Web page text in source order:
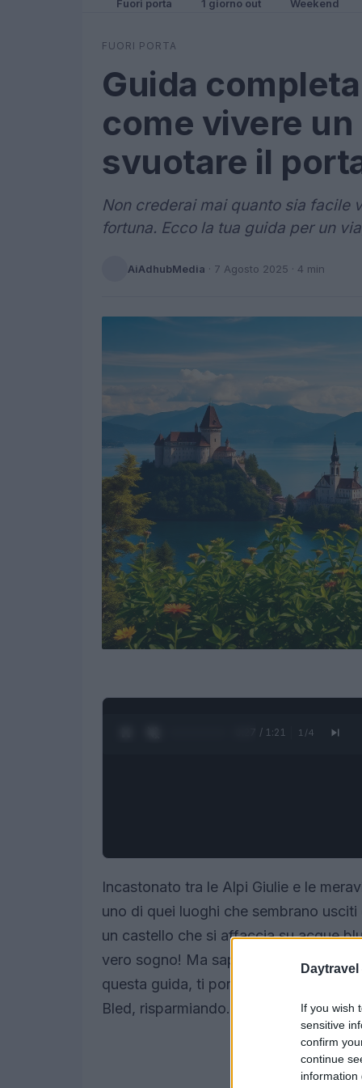
Daytravel
If you wish
sensitive
confirm
continue
information
Fuori porta 1 giorno out Weekend
FUORI PORTA
Guida
come vivere
svuotare il
Non crederai mai quanto sia facile
fortuna. Ecco la tua guida per un
AiAdhubMedia · 7 Agosto 2025 · 4 min
0:28 / 1:21 1 /4
Incastonato tra le Alpi Giulie e le
uno di quei luoghi che sembrano
un castello che si affaccia su acque
vero sogno! Ma sapevi che puoi
questa guida, ti porterò a scoprire
Bled, risparmiando. Preparati a